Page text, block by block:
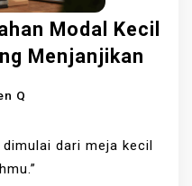
Modal Kecil
Menjanjikan
Q
dari meja kecil